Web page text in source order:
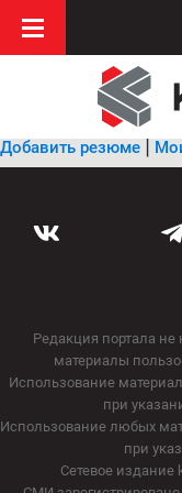
Добавить резюме
Редакция портала не
материалы
Использование
при
Использование любых
при
Сетевое издание